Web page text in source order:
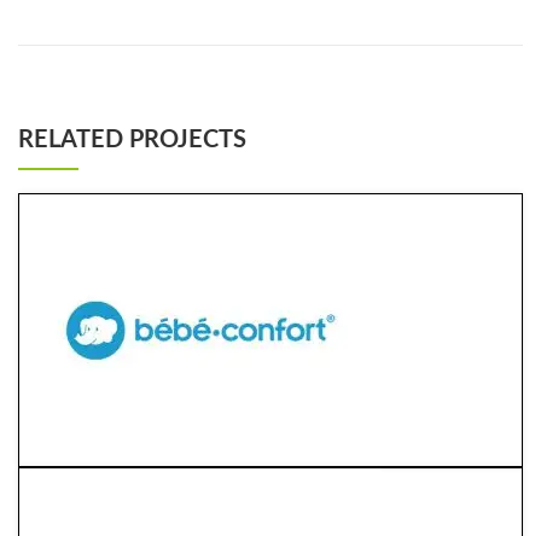
RELATED PROJECTS